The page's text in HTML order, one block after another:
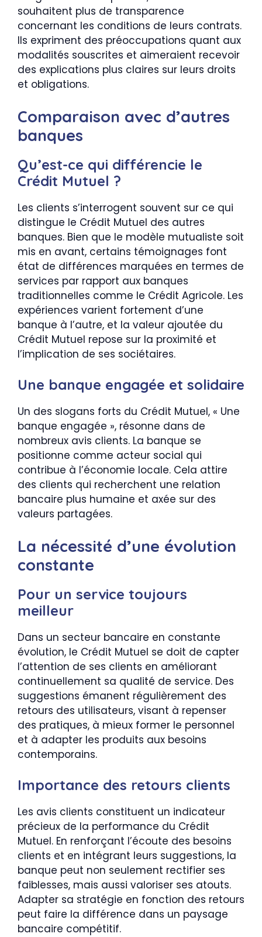
souhaitent plus de transparence
concernant les conditions de leurs contrats.
Ils expriment des préoccupations quant aux
modalités souscrites et aimeraient recevoir
des explications plus claires sur leurs droits
et obligations.
Comparaison avec d’autres
banques
Qu’est-ce qui différencie le
Crédit Mutuel ?
Les clients s’interrogent souvent sur ce qui
distingue le Crédit Mutuel des autres
banques. Bien que le modèle mutualiste soit
mis en avant, certains témoignages font
état de différences marquées en termes de
services par rapport aux banques
traditionnelles comme le Crédit Agricole. Les
expériences varient fortement d’une
banque à l’autre, et la valeur ajoutée du
Crédit Mutuel repose sur la proximité et
l’implication de ses sociétaires.
Une banque engagée et solidaire
Un des slogans forts du Crédit Mutuel, « Une
banque engagée », résonne dans de
nombreux avis clients. La banque se
positionne comme acteur social qui
contribue à l’économie locale. Cela attire
des clients qui recherchent une relation
bancaire plus humaine et axée sur des
valeurs partagées.
La nécessité d’une évolution
constante
Pour un service toujours
meilleur
Dans un secteur bancaire en constante
évolution, le Crédit Mutuel se doit de capter
l’attention de ses clients en améliorant
continuellement sa qualité de service. Des
suggestions émanent régulièrement des
retours des utilisateurs, visant à repenser
des pratiques, à mieux former le personnel
et à adapter les produits aux besoins
contemporains.
Importance des retours clients
Les avis clients constituent un indicateur
précieux de la performance du Crédit
Mutuel. En renforçant l’écoute des besoins
clients et en intégrant leurs suggestions, la
banque peut non seulement rectifier ses
faiblesses, mais aussi valoriser ses atouts.
Adapter sa stratégie en fonction des retours
peut faire la différence dans un paysage
bancaire compétitif.